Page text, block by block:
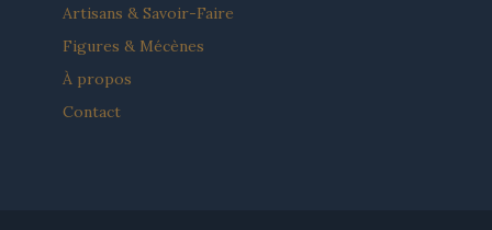
Artisans & Savoir-Faire
Figures & Mécènes
À propos
Contact